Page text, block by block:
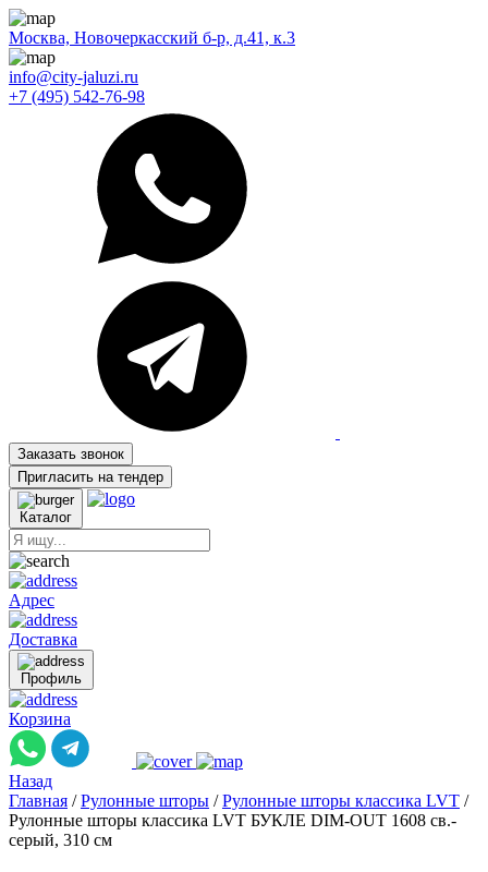
Москва, Новочеркасский б-р, д.41, к.3
info@city-jaluzi.ru
+7 (495) 542-76-98
Заказать звонок
Пригласить на тендер
Каталог
Адрес
Доставка
Профиль
Корзина
Назад
Главная / Рулонные шторы / Рулонные шторы классика LVT /
Рулонные шторы классика LVT БУКЛЕ DIM-OUT 1608 св.-
серый, 310 см